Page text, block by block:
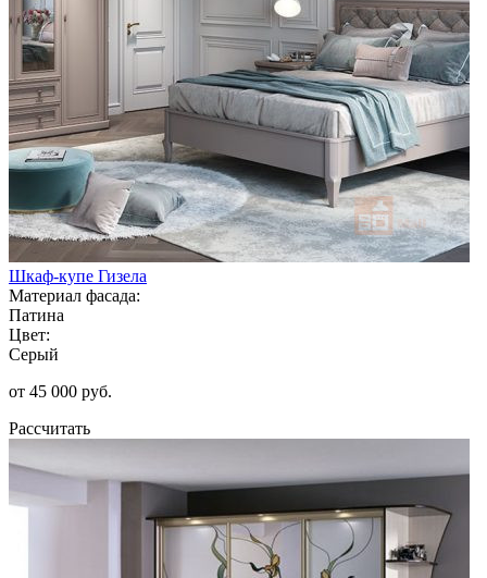
Шкаф-купе Гизела
Материал фасада:
Патина
Цвет:
Серый
от 45 000 руб.
Рассчитать